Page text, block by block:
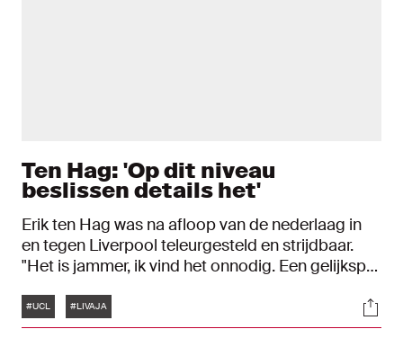
Ten Hag: 'Op dit niveau
beslissen details het'
Erik ten Hag was na afloop van de nederlaag in
en tegen Liverpool teleurgesteld en strijdbaar.
"Het is jammer, ik vind het onnodig. Een gelijkspel
Uiteindelijk heeft de gelukkigste gewonnen."
Tags
#UCL #LIVAJA